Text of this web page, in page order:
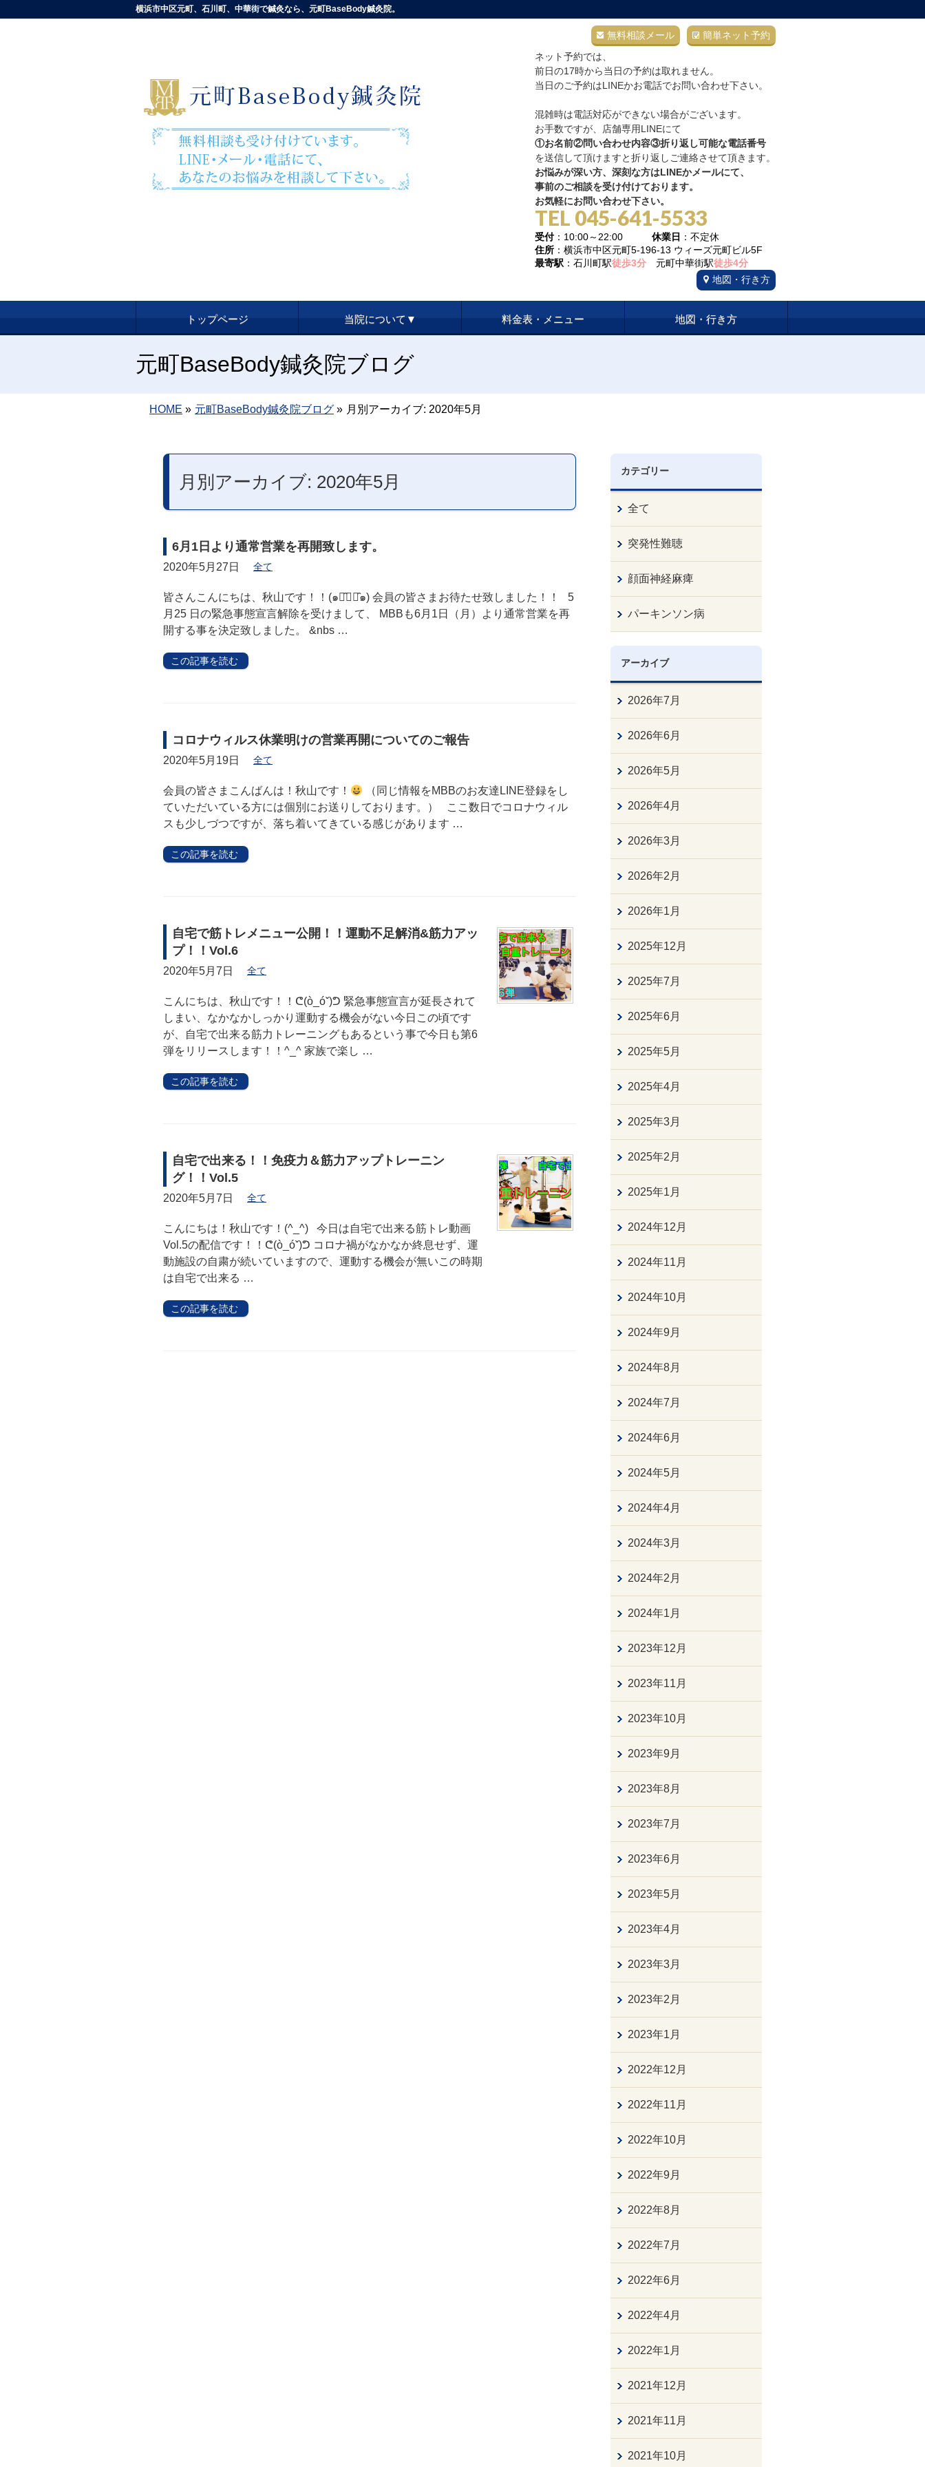
横浜市中区元町、石川町、中華街で鍼灸なら、元町BaseBody鍼灸院。
簡単ネット予約
無料相談メール
ネット予約では、
前日の17時から当日の予約は取れません。
当日のご予約はLINEかお電話でお問い合わせ下さい。
混雑時は電話対応ができない場合がございます。
お手数ですが、店舗専用LINEにて
①お名前②問い合わせ内容③折り返し可能な電話番号
を送信して頂けますと折り返しご連絡させて頂きます。
お悩みが深い方、深刻な方はLINEかメールにて、
事前のご相談を受け付けております。
お気軽にお問い合わせ下さい。
TEL 045-641-5533
受付：10:00～22:00 休業日 ：不定休
住所 ：横浜市中区元町5-196-13 ウィーズ元町ビル5F
最寄駅 ：石川町駅徒歩3分 元町中華街駅徒歩4分
地図・行き方
トップページ 当院について▼ 料金表・メニュー 地図・行き方
元町BaseBody鍼灸院ブログ
HOME » 元町BaseBody鍼灸院ブログ » 月別アーカイブ: 2020年5月
月別アーカイブ: 2020年5月
6月1日より通常営業を再開致します。
2020年5月27日 全て
皆さんこんにちは、秋山です！！(๑･̑◡･̑๑) 会員の皆さまお待たせ致しました！！ 5
月25 日の緊急事態宣言解除を受けまして、 MBBも6月1日（月）より通常営業を再
開する事を決定致しました。 &nbs …
この記事を読む
コロナウィルス休業明けの営業再開についてのご報告
2020年5月19日 全て
会員の皆さまこんばんは！秋山です！
（同じ情報をMBBのお友達LINE登録をし
ていただいている方には個別にお送りしております。） ここ数日でコロナウィル
スも少しづつですが、落ち着いてきている感じがあります …
この記事を読む
自宅で筋トレメニュー公開！！運動不足解消&筋力アッ
プ！！Vol.6
2020年5月7日 全て
こんにちは、秋山です！！ᕦ(ò_óˇ)ᕤ 緊急事態宣言が延長されて
しまい、なかなかしっかり運動する機会がない今日この頃です
が、自宅で出来る筋力トレーニングもあるという事で今日も第6
弾をリリースします！！^_^ 家族で楽し …
この記事を読む
自宅で出来る！！免疫力＆筋力アップトレーニン
グ！！Vol.5
2020年5月7日 全て
こんにちは！秋山です！(^_^) 今日は自宅で出来る筋トレ動画
Vol.5の配信です！！ᕦ(ò_óˇ)ᕤ コロナ禍がなかなか終息せず、運
動施設の自粛が続いていますので、運動する機会が無いこの時期
は自宅で出来る …
この記事を読む
カテゴリー
全て
突発性難聴
顔面神経麻痺
パーキンソン病
アーカイブ
2026年7月
2026年6月
2026年5月
2026年4月
2026年3月
2026年2月
2026年1月
2025年12月
2025年7月
2025年6月
2025年5月
2025年4月
2025年3月
2025年2月
2025年1月
2024年12月
2024年11月
2024年10月
2024年9月
2024年8月
2024年7月
2024年6月
2024年5月
2024年4月
2024年3月
2024年2月
2024年1月
2023年12月
2023年11月
2023年10月
2023年9月
2023年8月
2023年7月
2023年6月
2023年5月
2023年4月
2023年3月
2023年2月
2023年1月
2022年12月
2022年11月
2022年10月
2022年9月
2022年8月
2022年7月
2022年6月
2022年4月
2022年1月
2021年12月
2021年11月
2021年10月